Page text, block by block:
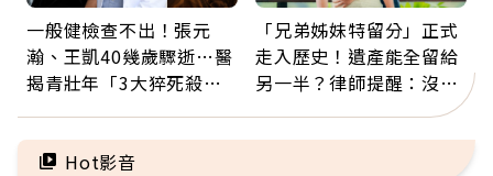
一般健檢查不出！張元
瀚、王凱40幾歲驟逝…醫
揭青壯年「3大猝死殺
雷
「兄弟姊妹特留分」正式
走入歷史！遺產能全留給
另一半？律師提醒：沒做
Hot影音